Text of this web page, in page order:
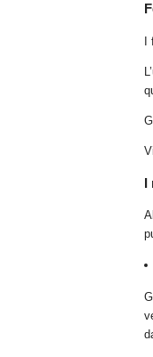
I
I